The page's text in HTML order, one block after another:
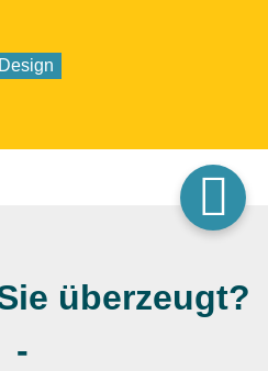
überzeugt?
-